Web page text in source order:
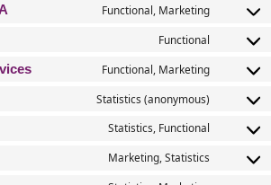
para saber que hacen con sus datos
X (Formerly Twitter), LinkedIn,
en los Estados Unidos.